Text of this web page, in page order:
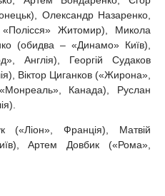
Олександр Назаренко,
Житомир), Микола
(обидва – «Динамо» Київ),
Англія), Георгій Судаков
Віктор Циганков («Жирона»,
Канада), Руслан
(«Ліон», Франція), Матвій
Артем Довбик («Рома»,